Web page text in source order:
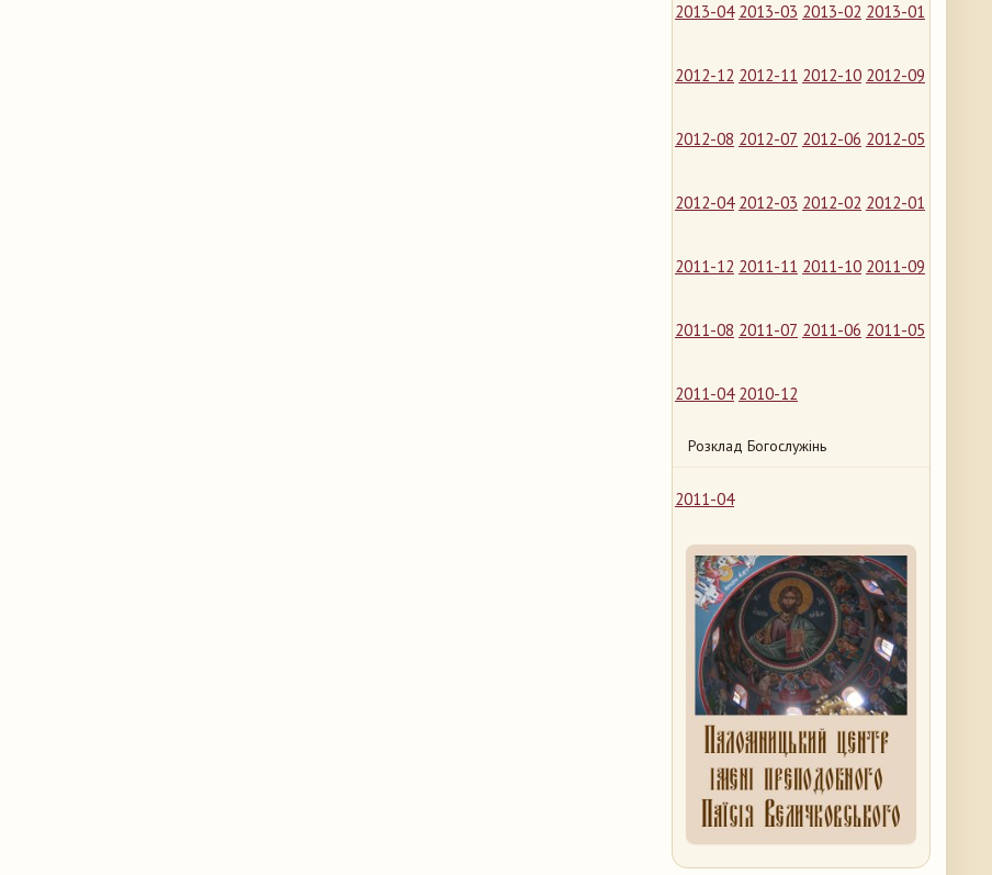
2013-04 2013-03 2013-02 2013-01
2012-12 2012-11 2012-10 2012-09
2012-08 2012-07 2012-06 2012-05
2012-04 2012-03 2012-02 2012-01
2011-12 2011-11 2011-10 2011-09
2011-08 2011-07 2011-06 2011-05
2011-04 2010-12
Розклад Богослужінь
2011-04